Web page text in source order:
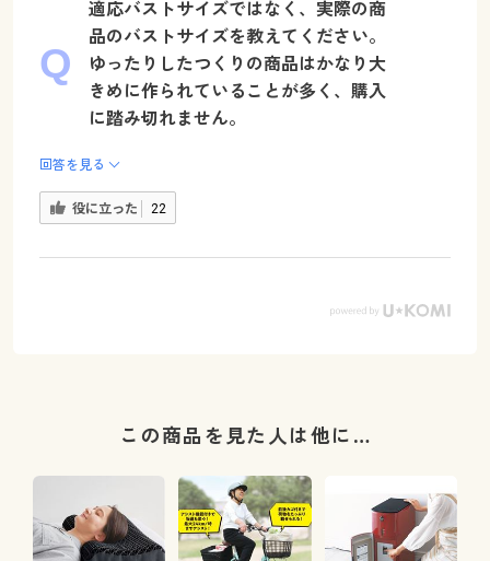
適応バストサイズではなく、実際の商
品のバストサイズを教えてください。
ゆったりしたつくりの商品はかなり大
きめに作られていることが多く、購入
に踏み切れません。
回答を見る
役に立った 22
この商品を見た人は他に…